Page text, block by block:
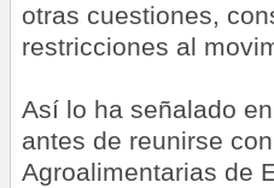
otras cuestiones,
restricciones al
Así lo ha señalado
antes de reunirse
Agroalimentarias de